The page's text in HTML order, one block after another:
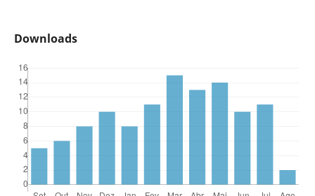
Downloads